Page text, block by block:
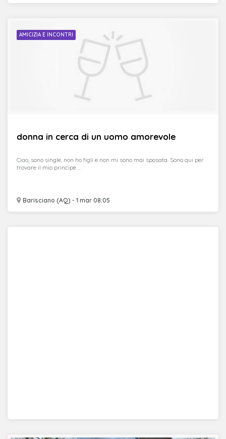
AMICIZIA E INCONTRI
donna in cerca di un uomo amorevole
Barisciano (AQ) - 1 mar 08:05
Ciao, sono single, non ho figli e non mi sono mai sposata. Sono qui per
trovare il mio principe ...